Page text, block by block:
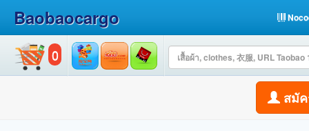
Baobaocargo
0
สมั